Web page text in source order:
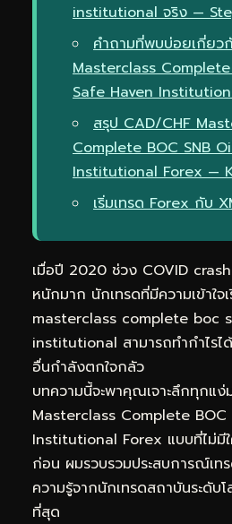
institutional จริง —
คำถามที่พบบ่อยเกี่ยว
Masterclass Complete
Safe Haven
สรุป CAD/CHF
Complete BOC SNB
Institutional Forex —
เริ่มเทรด Forex กับ
เมื่อปี 2020 ช่วง COVID
หนักมาก นักเทรดที่มีความเข้าใ
masterclass complete boc
institutional สามารถทำกำไรไ
อื่นกำลังตกใจกลัว
บทความนี้จะพาคุณเจาะลึกทุกแ
Masterclass Complete BOC
Institutional Forex แบบที่ไม่มี
ก่อน ผมรวบรวมประสบการณ์เท
ความรู้จากนักเทรดสถาบันระดับ
ที่สุด